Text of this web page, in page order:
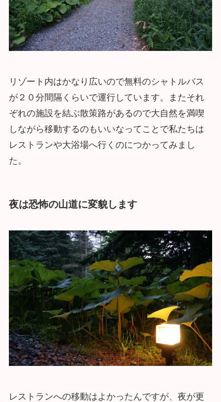
リゾート内はかなり広いので無料のシャトルバス
が２０分間隔くらいで運行しています。またそれ
ぞれの施設を結ぶ散策路があるので大自然を満喫
しながら移動するのもいいなってことで私たちは
レストランや大浴場へ行くのにつかってみまし
た。
夜は恐怖の山道に変貌します
レストランへの移動はよかったんですが、夜が更